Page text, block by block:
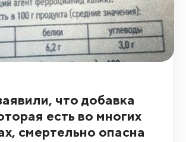
что добавка
есть во многих
смертельно опасна